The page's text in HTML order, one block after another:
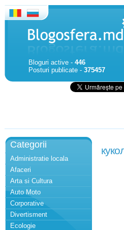
Bloguri active - 446
Posturi publicate - 375457
Categorii
Administratie locala
Afaceri
Arta si Cultura
Auto Moto
Corporative
Divertisment
Ecologie